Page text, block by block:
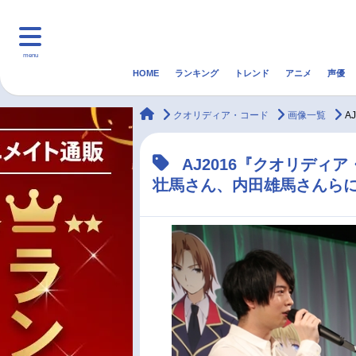
menu
マンガ・ラノベ ゲーム・アプリ 音楽
アニメ記事一覧
声優記事一覧
HOME ランキング トレンド アニメ 声優
animateTimes
クオリディア・コード 画像一覧
AJ2016『クオリディア
壮馬さん、内田雄馬さんら